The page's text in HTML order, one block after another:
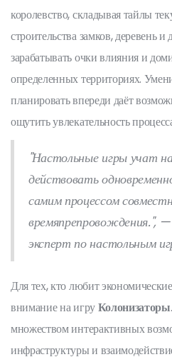
королевство, складывая тайлы
строительства замков, деревень
зарабатывать очки влияния и
определенных территориях.
планировать впереди даёт
ощутить увлекательность
"Настольные игры учат
действовать
самим процессом
времяпрепровождения.",
эксперт по настольным
Для тех, кто любит
внимание на игруКолонизаторы
множеством интерактивных
инфраструктуры и